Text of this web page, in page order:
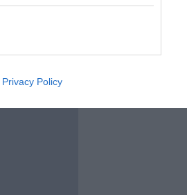
Privacy Policy